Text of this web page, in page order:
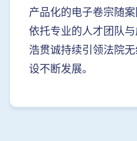
产品化的电子卷宗随案
依托专业的人才团队
浩贯诚持续引领法院
设不断发展。